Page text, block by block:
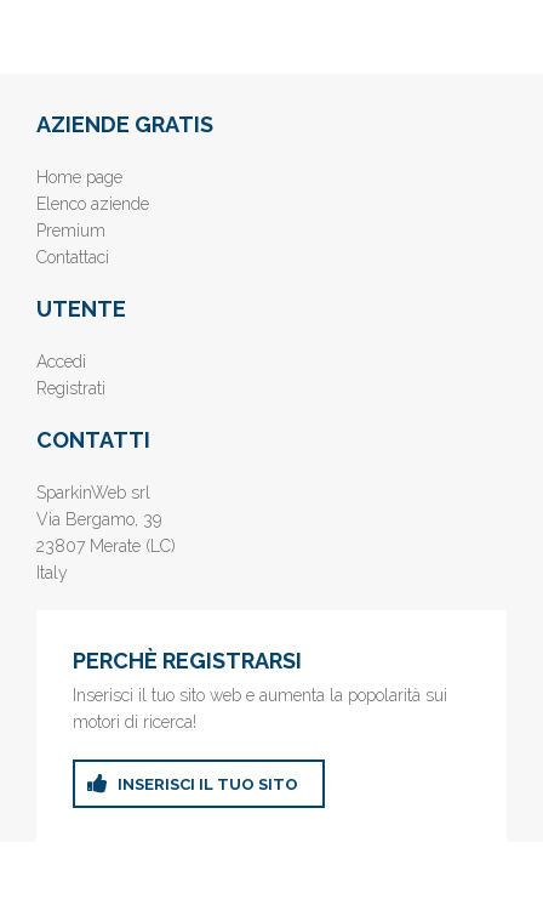
AZIENDE GRATIS
Home page
Elenco aziende
Premium
Contattaci
UTENTE
Accedi
Registrati
CONTATTI
SparkinWeb srl
Via Bergamo, 39
23807 Merate (LC)
Italy
PERCHÈ REGISTRARSI
Inserisci il tuo sito web e aumenta la popolarità sui
motori di ricerca!
INSERISCI IL TUO SITO